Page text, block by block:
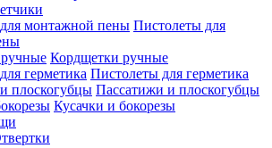
Пистолеты для
Кордщетки ручные
Пистолеты для герметика
Пассатижи и плоскогубцы
Кусачки и бокорезы